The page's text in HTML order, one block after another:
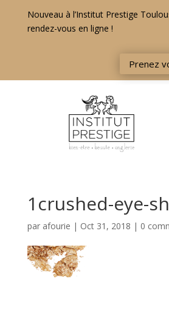
Nouveau à l’Institut Prestige
rendez-vous en ligne !
Prenez
1crushed-eye-
par afourie | Oct 31, 2018 | 0